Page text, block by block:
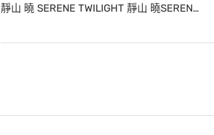
靜山 曉 SERENE TWILIGHT 靜山 曉SEREN…